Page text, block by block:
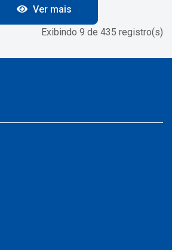
Ver mais
Exibindo 9 de 435 registro(s)